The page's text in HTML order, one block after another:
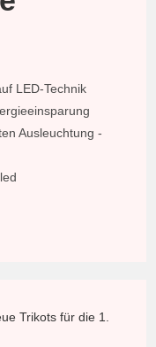
LED-Technik
Ausleuchtung -